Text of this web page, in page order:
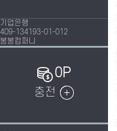
기업은행
409-134193-01-012
봉봉컴퍼니
0P
충전